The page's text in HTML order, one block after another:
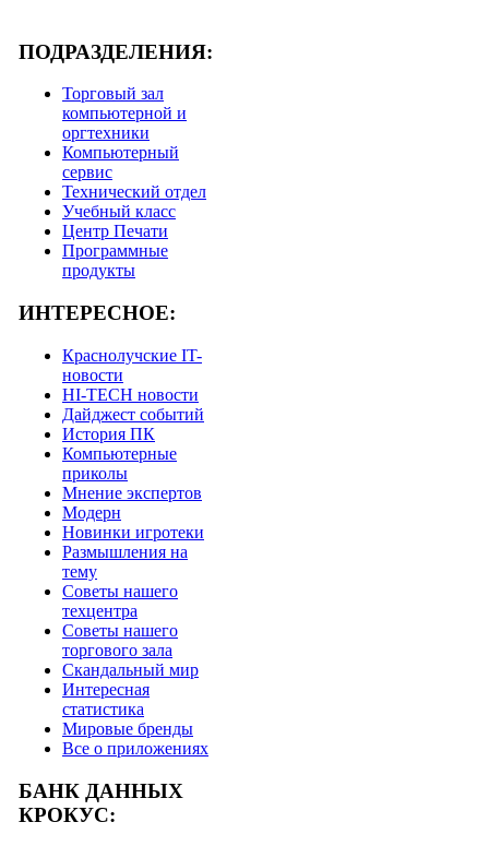
ПОДРАЗДЕЛЕНИЯ:
Торговый зал
компьютерной и
оргтехники
Компьютерный
сервис
Технический отдел
Учебный класс
Центр Печати
Программные
продукты
ИНТЕРЕСНОЕ:
Краснолучские IT-
новости
HI-TECH новости
Дайджест событий
История ПК
Компьютерные
приколы
Мнение экспертов
Модерн
Новинки игротеки
Размышления на
тему
Советы нашего
техцентра
Советы нашего
торгового зала
Скандальный мир
Интересная
статистика
Мировые бренды
Все о приложениях
БАНК ДАННЫХ
КРОКУС: